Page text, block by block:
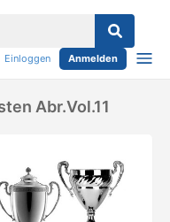
Einloggen Anmelden
Abr.vol.11